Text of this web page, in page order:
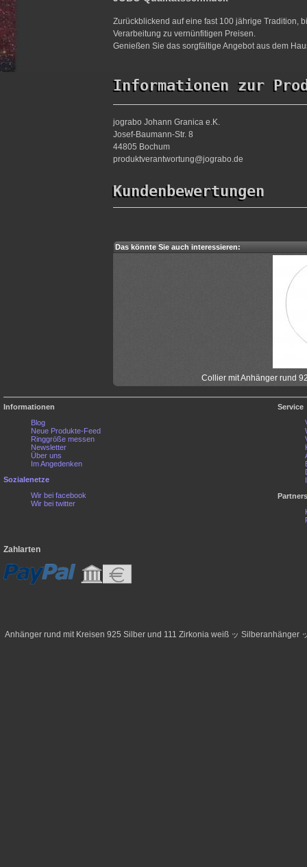
Zurückblickend auf eine fast 100 jährige Tradition,
Verarbeitung zu vernünfitigen Preisen.
Genießen Sie das sorgfältige Angebot aus dem
Informationen zur
jograbo Johann Granica e.K.
Josef-Baumann-Str. 8
44805 Bochum
produktverantwortung@jograbo.de
Kundenbewertungen
Das könnte Sie auch interessieren:
Collier mit Anhänger rund
Informationen
Blog
Neue Produkte-Feed
Ringgröße messen
Newsletter
Über uns
Im Angedenken
Sozialenetze
Wir bei facebook
Wir bei twitter
Service
Zahlarten
Anhänger rund mit Kreisen 925 Silber und 111 Zirkonia weiß ッ Silberanhänger